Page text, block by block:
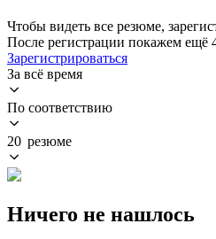
Чтобы видеть все резюме,
После регистрации покажем ещё
Зарегистрироваться
За всё время
По соответствию
20 резюме
Ничего не нашлось